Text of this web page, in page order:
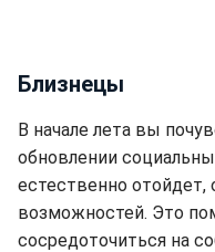
Близнецы
В начале лета вы
обновлении
естественно
возможностей. Это
сосредоточиться на